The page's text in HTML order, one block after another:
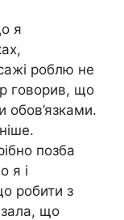
я
роблю не
говорив, що
обов’язками.
позба
я і
робити з
що